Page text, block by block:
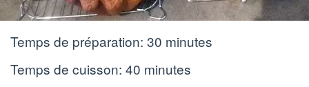
Temps de préparation: 30 minutes
Temps de cuisson: 40 minutes